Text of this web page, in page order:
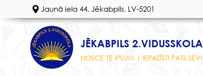
Jaunā iela 44, Jēkabpils, LV-5201
JĒKABPILS 2.VIDUSSKOLA
NOSCE TE IPSUM | IEPAZĪSTI PATS SEVI